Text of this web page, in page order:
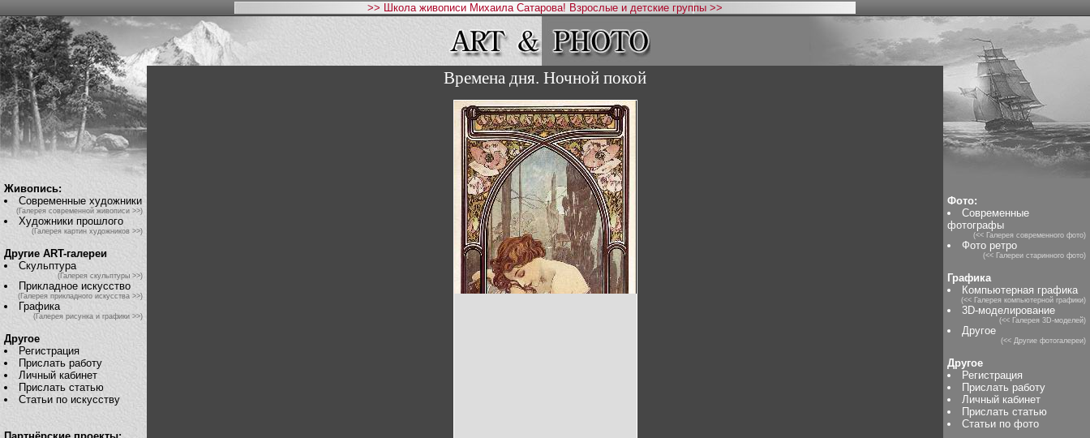
>> Школа живописи Михаила Сатарова! Взрослые и детские группы >>
Живопись:
Современные художники
(Галерея современной живописи >>)
Художники прошлого
(Галерея картин художников >>)
Другие ART-галереи
Скульптура
(Галерея скульптуры >>)
Прикладное искусство
(Галерея прикладного искусства >>)
Графика
(Галерея рисунка и графики >>)
Другое
Регистрация
Прислать работу
Личный кабинет
Прислать статью
Статьи по искусству
Времена дня. Ночной покой
Фото:
Современные
фотографы
(<< Галерея современного фото)
Фото ретро
(<< Галереи старинного фото)
Графика
Компьютерная графика
(<< Галерея компьютерной графики)
3D-моделирование
(<< Галерея 3D-моделей)
Другое
(<< Другие фотогалереи)
Другое
Регистрация
Прислать работу
Личный кабинет
Прислать статью
Статьи по фото